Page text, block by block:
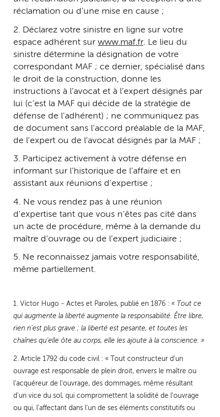
réclamation ou d’une mise en cause ;
2. Déclarez votre sinistre en ligne sur votre
espace adhérent sur www.maf.fr. Le lieu du
sinistre détermine la désignation de votre
correspondant MAF ; ce dernier, spécialisé dans
le droit de la construction, donne les
instructions à l’avocat et à l’expert désignés par
lui (c’est la MAF qui décide de la stratégie de
défense de l’adhérent) ; ne communiquez pas
de document sans l’accord préalable de la MAF,
de l’expert ou de l’avocat désignés par la MAF ;
3. Participez activement à votre défense en
informant sur l’historique de l’affaire et en
assistant aux réunions d’expertise ;
4. Ne vous rendez pas à une réunion
d’expertise tant que vous n’êtes pas cité dans
un acte de procédure, même à la demande du
maître d’ouvrage ou de l’expert judiciaire ;
5. Ne reconnaissez jamais votre responsabilité,
même partiellement.
1. Victor Hugo - Actes et Paroles, publié en 1876 : « Tout ce
qui augmente la liberté augmente la responsabilité. Être libre,
rien n’est plus grave ; la liberté est pesante, et toutes les
chaînes qu’elle ôte au corps, elle les ajoute à la conscience. »
2. Article 1792 du code civil : « Tout constructeur d'un
ouvrage est responsable de plein droit, envers le maître ou
l'acquéreur de l'ouvrage, des dommages, même résultant
d'un vice du sol, qui compromettent la solidité de l'ouvrage
ou qui, l'affectant dans l'un de ses éléments constitutifs ou